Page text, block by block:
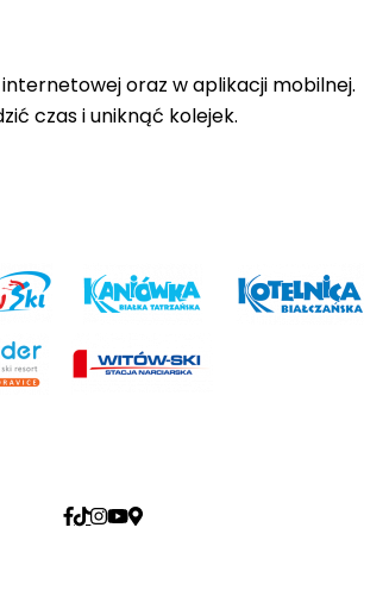
oraz w aplikacji mobilnej.
czas i uniknąć kolejek.